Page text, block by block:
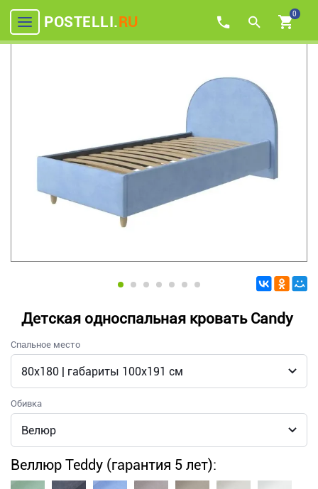
POSTELLI.RU 0
Детская односпальная кровать Candy
Спальное место
Обивка
Веллюр Teddy (гарантия 5 лет):